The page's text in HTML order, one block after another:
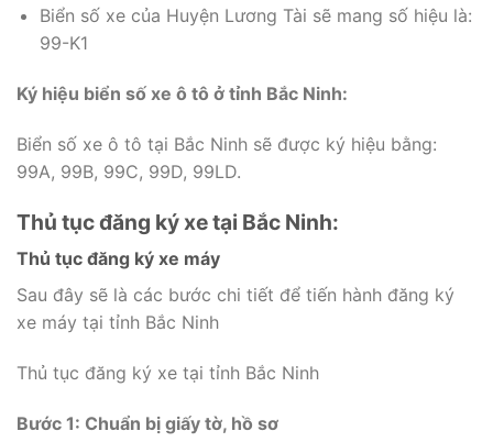
Biển số xe của Huyện Lương Tài sẽ mang số hiệu là:
99-K1
Ký hiệu biển số xe ô tô ở tỉnh Bắc Ninh:
Biển số xe ô tô tại Bắc Ninh sẽ được ký hiệu bằng:
99A, 99B, 99C, 99D, 99LD.
Thủ tục đăng ký xe tại Bắc Ninh:
Thủ tục đăng ký xe máy
Sau đây sẽ là các bước chi tiết để tiến hành đăng ký
xe máy tại tỉnh Bắc Ninh
Thủ tục đăng ký xe tại tỉnh Bắc Ninh
Bước 1: Chuẩn bị giấy tờ, hồ sơ